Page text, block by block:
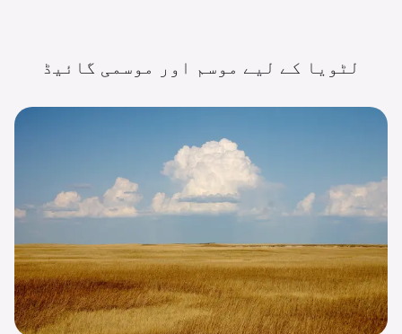
لٹویا کے لیے موسم اور موسمی گائیڈ